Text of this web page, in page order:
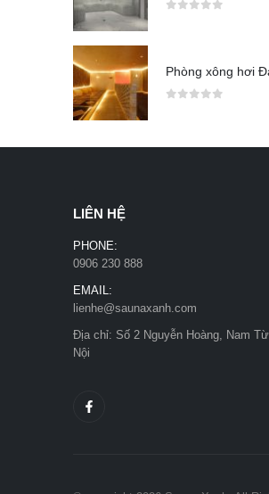
LIÊN HỆ
PHONE:
0906 230 888
EMAIL:
lienhe@saunaxanh.com
Địa chỉ: Số 2 Nguyễn Hoàng, Nam
Nội